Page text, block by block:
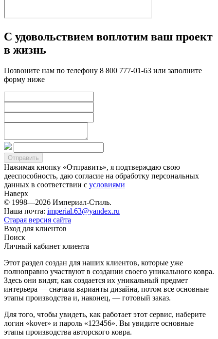
С удовольствием воплотим ваш проект
в жизнь
Позвоните нам по телефону 8 800 777-01-63 или заполните
форму ниже
Нажимая кнопку «Отправить», я подтверждаю свою
дееспособность, даю согласие на обработку персональных
данных в соответствии с условиями
Наверх
© 1998—2026 Империал-Стиль.
Наша почта: imperial.63@yandex.ru
Старая версия сайта
Вход для клиентов
Поиск
Личный кабинет клиента
Этот раздел создан для наших клиентов, которые уже
полноправно участвуют в создании своего уникального ковра.
Здесь они видят, как создается их уникальный предмет
интерьера — сначала варианты дизайна, потом все основные
этапы производства и, наконец, — готовый заказ.
Для того, чтобы увидеть, как работает этот сервис, наберите
логин «kover» и пароль «123456». Вы увидите основные
этапы производства авторского ковра.